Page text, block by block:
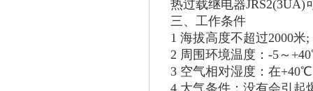
热过载继电器JRS2(3UA)
三、工作条件
1 海拔高度不超过2000米;
2 周围环境温度：-5～
3 空气相对湿度：在
4 大气条件：没有会引